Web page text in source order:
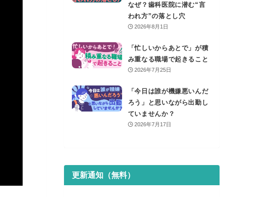
なぜ？歯科医院に潜む“言
われ方”の落とし穴
2026年8月1日
「忙しいからあとで」が積
み重なる職場で起きること
2026年7月25日
「今日は誰が機嫌悪いんだ
ろう」と思いながら出勤し
ていませんか？
2026年7月17日
更新通知（無料）